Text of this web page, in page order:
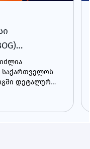
საქართველოს
დეტალურ